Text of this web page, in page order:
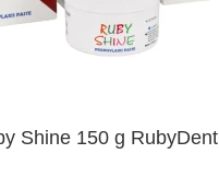
Shine 150 g RubyDent